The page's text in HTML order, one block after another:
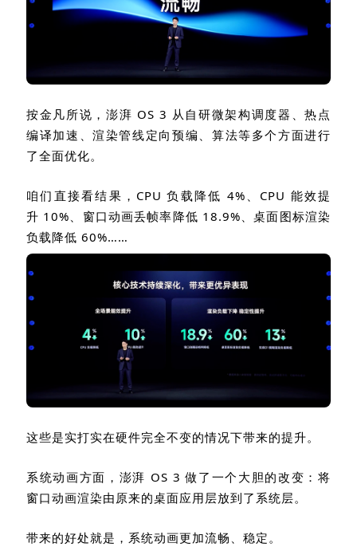
按金凡所说，澎湃 OS 3 从自研微架构调度器、热点
编译加速、渲染管线定向预编、算法等多个方面进行
了全面优化。
咱们直接看结果， CPU负载降低 4% CPU 能效提
升 10% 、窗口动画丢帧率降低 18.9% 、桌面图标渲染
负载降低 60%……
这些是实打实在硬件完全不变的情况下带来的提升。
系统动画方面，澎湃 OS 3做了一个大胆的改变：将
窗口动画渲染由原来的桌面应用层放到了系统层。
带来的好处就是，系统动画更加流畅、稳定。